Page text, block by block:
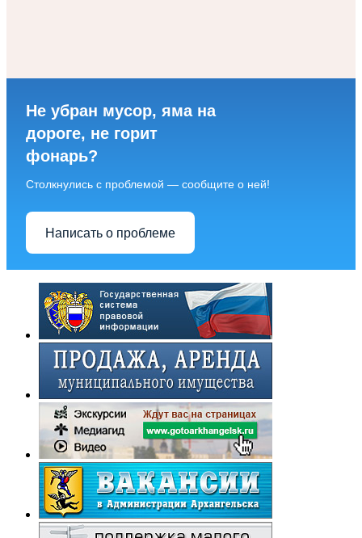
Не убран мусор, яма на
дороге, не горит
фонарь?
Столкнулись с проблемой — сообщите о ней!
Написать о проблеме